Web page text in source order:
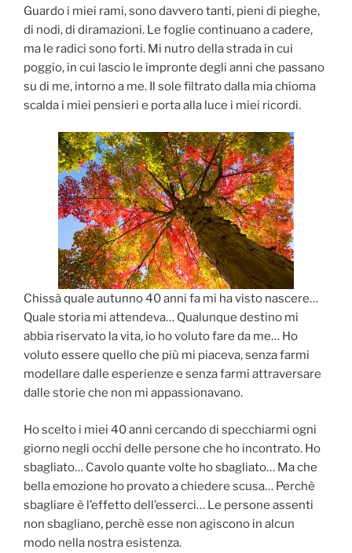
Guardo i miei rami, sono davvero tanti, pieni di pieghe,
di nodi, di diramazioni. Le foglie continuano a cadere,
ma le radici sono forti. Mi nutro della strada in cui
poggio, in cui lascio le impronte degli anni che passano
su di me, intorno a me. Il sole filtrato dalla mia chioma
scalda i miei pensieri e porta alla luce i miei ricordi.
Chissà quale autunno 40 anni fa mi ha visto nascere…
Quale storia mi attendeva… Qualunque destino mi
abbia riservato la vita, io ho voluto fare da me… Ho
voluto essere quello che più mi piaceva, senza farmi
modellare dalle esperienze e senza farmi attraversare
dalle storie che non mi appassionavano.
Ho scelto i miei 40 anni cercando di specchiarmi ogni
giorno negli occhi delle persone che ho incontrato. Ho
sbagliato… Cavolo quante volte ho sbagliato… Ma che
bella emozione ho provato a chiedere scusa… Perchè
sbagliare è l’effetto dell’esserci… Le persone assenti
non sbagliano, perchè esse non agiscono in alcun
modo nella nostra esistenza.